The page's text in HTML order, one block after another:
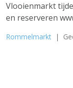
Vlooienmarkt
en reserveren
Rommelmarkt |